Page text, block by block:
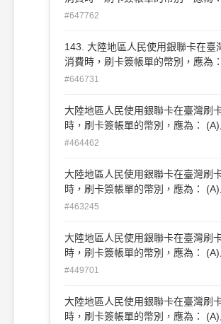
#647762
143. 大陸地區人民使用銀聯卡在臺灣刷卡
消費時，刷卡簽帳單的幣別，應為： (A)人
#646731
大陸地區人民使用銀聯卡在臺灣刷
時，刷卡簽帳單的幣別，應為： (A)
(B)新臺幣 (C)美金 (D)港幣
#464462
大陸地區人民使用銀聯卡在臺灣刷
時，刷卡簽帳單的幣別，應為： (A)
(B)新臺幣 (C)美金 (D)港幣
#463245
大陸地區人民使用銀聯卡在臺灣刷
時，刷卡簽帳單的幣別，應為： (A)
(B)新臺幣 (C)美金 (D)港幣
#449701
大陸地區人民使用銀聯卡在臺灣刷
時，刷卡簽帳單的幣別，應為： (A)